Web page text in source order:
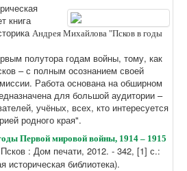
книга
Андрея Михайлова "Псков в годы
полутора годам войны, тому, как
– с полным осознанием своей
Работа основана на обширном
для большой аудитории –
учёных, всех, кто интересуется
родного края".
Первой мировой войны, 1914 – 1915
: Дом печати, 2012. - 342, [1] с.:
библиотека).